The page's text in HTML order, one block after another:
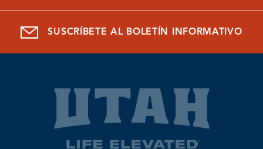
SUSCRÍBETE AL BOLETÍN INFORMATIVO